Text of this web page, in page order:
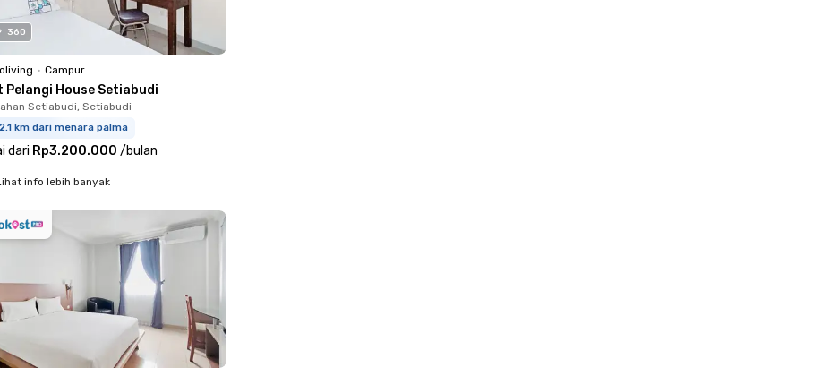
360
• Campur
Pelangi House Setiabudi
Setiabudi, Setiabudi
2.1 km dari menara palma
dari Rp3.200.000 /bulan
info lebih banyak